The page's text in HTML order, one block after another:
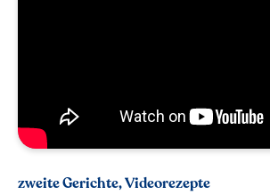
zweite Gerichte, Videorezepte